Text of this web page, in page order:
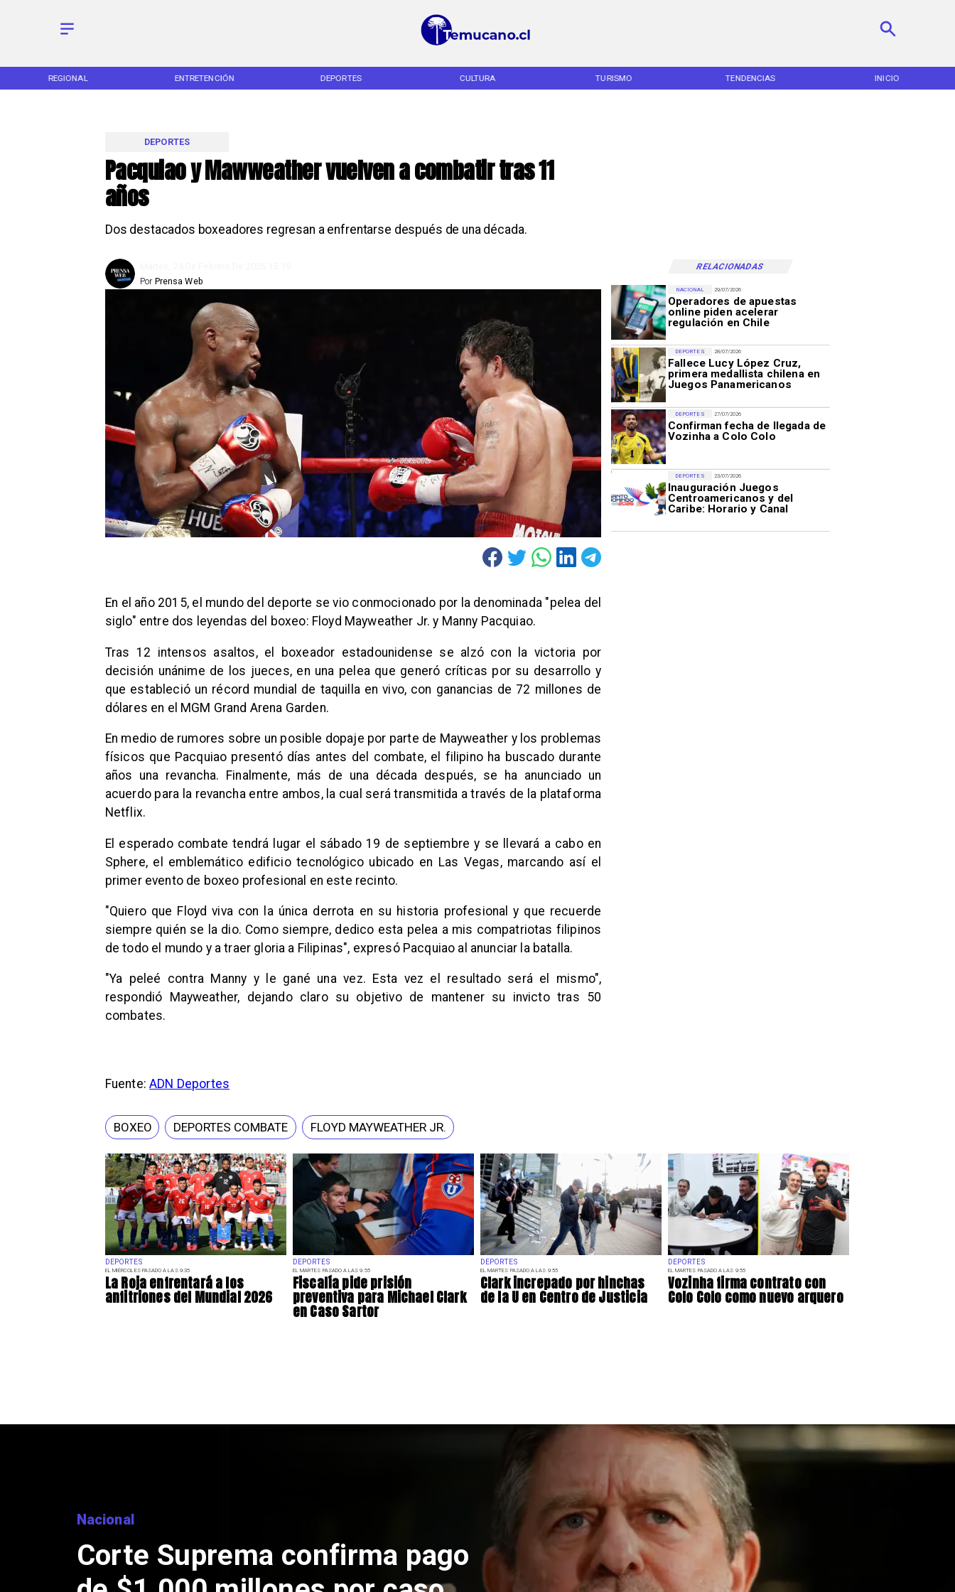
REGIONAL ENTRETENCIÓN DEPORTES CULTURA TURISMO TENDENCIAS INICIO
Pacquiao y Mawweather vuelven a combatir tras 11
años
Dos destacados boxeadores regresan a enfrentarse después de una década.
DEPORTES
RELACIONADAS
Prensa Web
Por
DEPORTES
EL MIÉRCOLES PASADO A LAS 9:35
La Roja enfrentará a los
anfitriones del Mundial 2026
DEPORTES
EL MARTES PASADO A LAS 9:55
Fiscalía pide prisión
preventiva para Michael Clark
en Caso Sartor
DEPORTES
EL MARTES PASADO A LAS 9:55
Clark increpado por hinchas
de la U en Centro de Justicia
DEPORTES
EL MARTES PASADO A LAS 9:55
Vozinha firma contrato con
Colo Colo como nuevo arquero
29/07/2026
Operadores de apuestas
online piden acelerar
regulación en Chile
NACIONAL
28/07/2026
Fallece Lucy López Cruz,
primera medallista chilena en
Juegos Panamericanos
DEPORTES
27/07/2026
Confirman fecha de llegada de
Vozinha a Colo Colo
DEPORTES
23/07/2026
Inauguración Juegos
Centroamericanos y del
Caribe: Horario y Canal
DEPORTES
En el año 2015, el mundo del deporte se vio conmocionado por la denominada "pelea del
siglo" entre dos leyendas del boxeo: Floyd Mayweather Jr. y Manny Pacquiao.
Tras 12 intensos asaltos, el boxeador estadounidense se alzó con la victoria por
decisión unánime de los jueces, en una pelea que generó críticas por su desarrollo y
que estableció un récord mundial de taquilla en vivo, con ganancias de 72 millones de
dólares en el MGM Grand Arena Garden.
En medio de rumores sobre un posible dopaje por parte de Mayweather y los problemas
físicos que Pacquiao presentó días antes del combate, el filipino ha buscado durante
años una revancha. Finalmente, más de una década después, se ha anunciado un
acuerdo para la revancha entre ambos, la cual será transmitida a través de la plataforma
Netflix.
El esperado combate tendrá lugar el sábado 19 de septiembre y se llevará a cabo en
Sphere, el emblemático edificio tecnológico ubicado en Las Vegas, marcando así el
primer evento de boxeo profesional en este recinto.
"Quiero que Floyd viva con la única derrota en su historia profesional y que recuerde
siempre quién se la dio. Como siempre, dedico esta pelea a mis compatriotas filipinos
de todo el mundo y a traer gloria a Filipinas", expresó Pacquiao al anunciar la batalla.
"Ya peleé contra Manny y le gané una vez. Esta vez el resultado será el mismo",
respondió Mayweather, dejando claro su objetivo de mantener su invicto tras 50
combates.
Fuente:ADN Deportes
BOXEO DEPORTES COMBATE FLOYD MAYWEATHER JR.
Nacional
Codelco suspende